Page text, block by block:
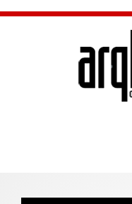
Skip to main content